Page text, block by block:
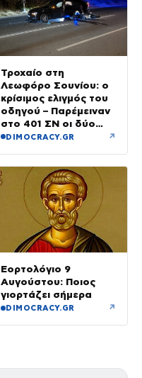
Τροχαίο στη
Λεωφόρο Σουνίου: ο
κρίσιμος ελιγμός του
οδηγού – Παρέμειναν
στο 401 ΣΝ οι δύο
αστυνομικοί
DIMOCRACY.GR ↗
Εορτολόγιο 9
Αυγούστου: Ποιος
γιορτάζει σήμερα
DIMOCRACY.GR ↗